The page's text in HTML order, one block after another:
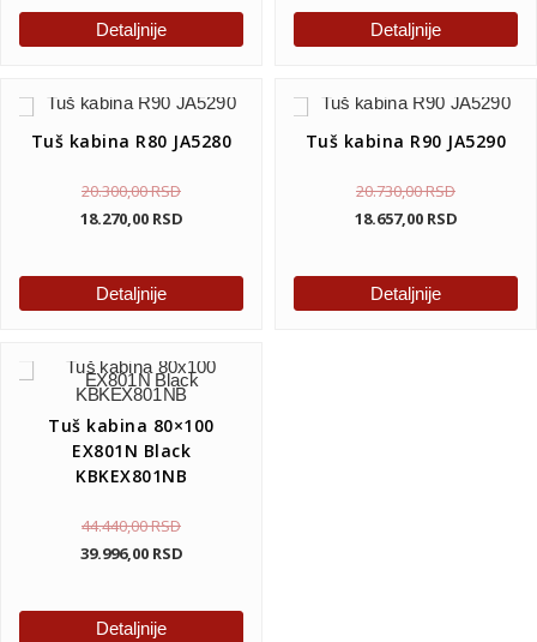
Detaljnije Detaljnije
Tuš kabina R80 JA5280
20.300,00RSD
18.270,00 RSD
Detaljnije
Tuš kabina R90 JA5290
20.730,00RSD
18.657,00 RSD
Detaljnije
Tuš kabina 80×100
EX801N Black
KBKEX801NB
44.440,00RSD
39.996,00 RSD
Detaljnije